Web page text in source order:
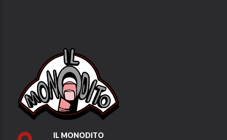
IL MONODITO